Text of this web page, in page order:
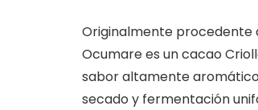
Originalmente procedente
Ocumare es un cacao
sabor altamente
secado y fermentación